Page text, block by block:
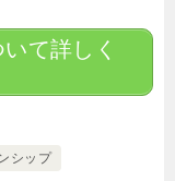
て詳しく
シップ